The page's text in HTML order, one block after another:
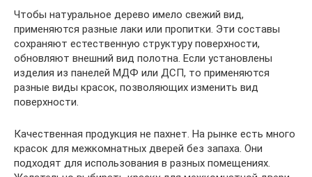
Чтобы натуральное дерево имело свежий вид,
применяются разные лаки или пропитки. Эти составы
сохраняют естественную структуру поверхности,
обновляют внешний вид полотна. Если установлены
изделия из панелей МДФ или ДСП, то применяются
разные виды красок, позволяющих изменить вид
поверхности.
Качественная продукция не пахнет. На рынке есть много
красок для межкомнатных дверей без запаха. Они
подходят для использования в разных помещениях.